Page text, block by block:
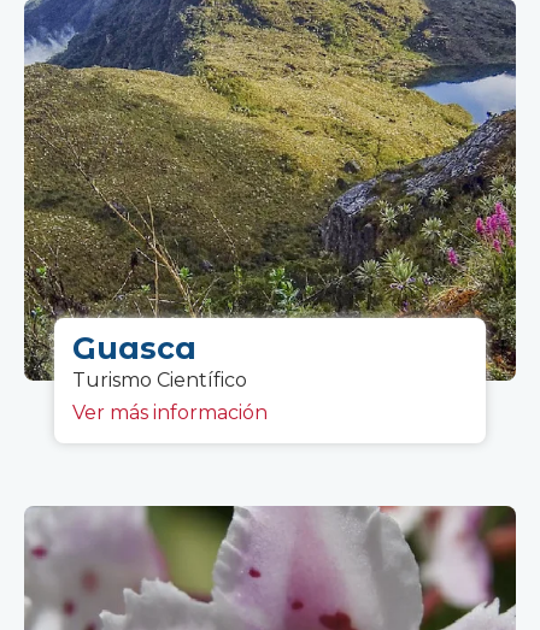
Guasca
Turismo Científico
Ver más información